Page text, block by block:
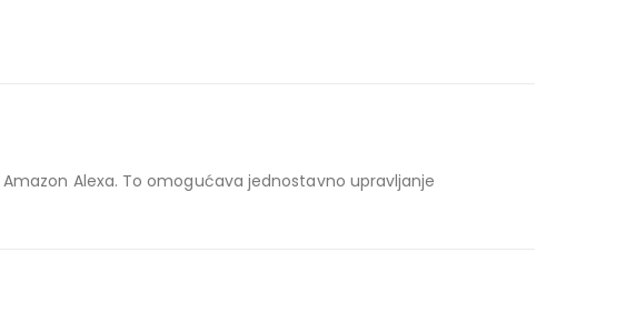
Amazon Alexa. To omogućava jednostavno upravljanje